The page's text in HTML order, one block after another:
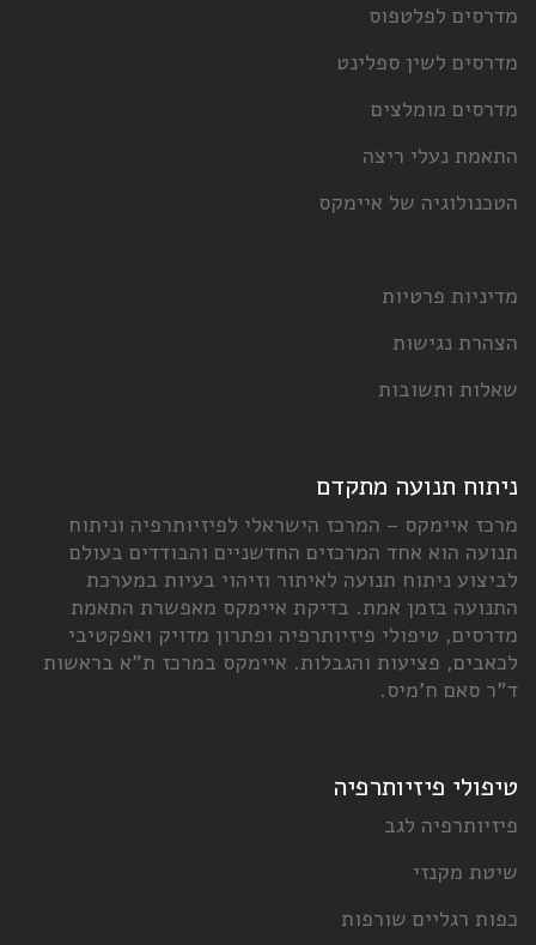
מדרסים לפלטפוס
מדרסים לשין ספלינט
מדרסים מומלצים
התאמת נעלי ריצה
הטכנולוגיה של איימקס
מדיניות פרטיות
הצהרת נגישות
שאלות ותשובות
ניתוח תנועה מתקדם
מרכז איימקס – המרכז הישראלי לפיזיותרפיה וניתוח
תנועה הוא אחד המרכזים החדשניים והבודדים בעולם
לביצוע ניתוח תנועה לאיתור וזיהוי בעיות במערכת
התנועה בזמן אמת. בדיקת איימקס מאפשרת התאמת
מדרסים, טיפולי פיזיותרפיה ופתרון מדויק ואפקטיבי
לכאבים, פציעות והגבלות. איימקס במרכז ת"א בראשות
ד"ר סאם ח'מיס.
טיפולי פיזיותרפיה
פיזיותרפיה לגב
שיטת מקנזי
כפות רגליים שורפות